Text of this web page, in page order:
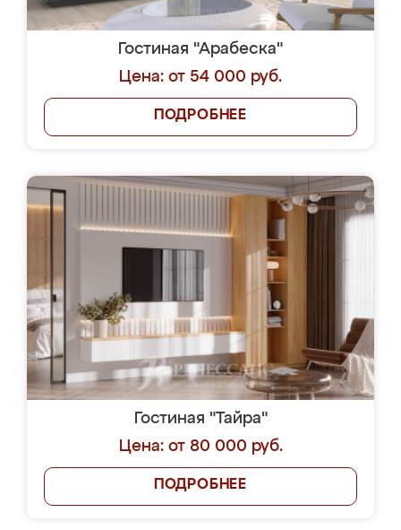
Гостиная "Арабеска"
Цена: от 54 000 руб.
ПОДРОБНЕЕ
Гостиная "Тайра"
Цена: от 80 000 руб.
ПОДРОБНЕЕ